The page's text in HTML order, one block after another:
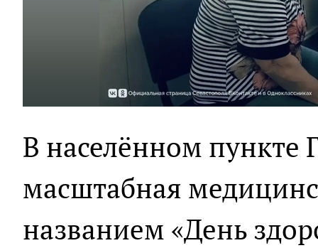
В населённом пункте
масштабная
названием «День